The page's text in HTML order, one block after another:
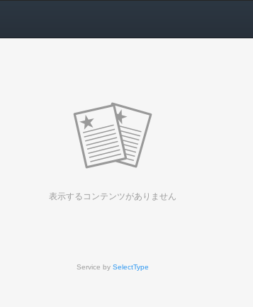
表示するコンテンツがありません
Service by SelectType